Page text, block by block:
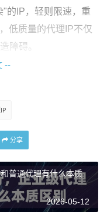
的IP，轻则限速，重
低质量的代理IP不仅
障碍。
算完成了任务。但
杂。
联网上的"历史记
邮件、恶意爬虫或异
--
分享
普通代理有什么本质
2026-05-12